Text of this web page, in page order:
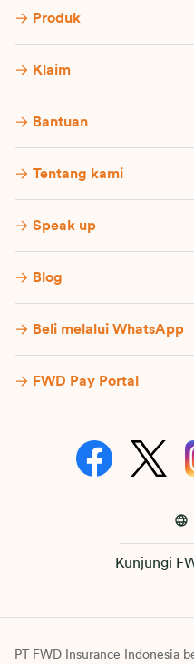
Produk
Klaim
Bantuan
Tentang kami
Speak up
Blog
Beli melalui WhatsApp
FWD Pay Portal
Kunjungi
PT FWD Insurance Indonesia